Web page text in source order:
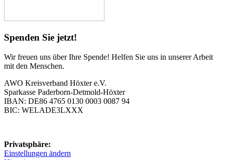
Spenden Sie jetzt!
Wir freuen uns über Ihre Spende! Helfen Sie uns in unserer Arbeit
mit den Menschen.
AWO Kreisverband Höxter e.V.
Sparkasse Paderborn-Detmold-Höxter
IBAN: DE86 4765 0130 0003 0087 94
BIC: WELADE3LXXX
Privatsphäre:
Einstellungen ändern